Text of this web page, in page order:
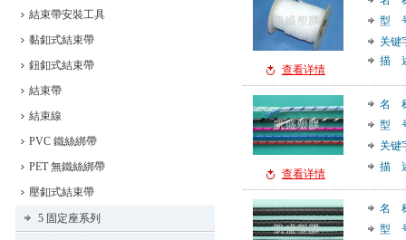
結束帶安裝工具
黏釦式結束帶
鈕釦式結束帶
結束帶
結束線
PVC 鐵絲綁帶
PET 無鐵絲綁帶
壓釦式結束帶
5 固定座系列
查看详情
型
关键
描
查看详情
名
型
关键
描
名
型